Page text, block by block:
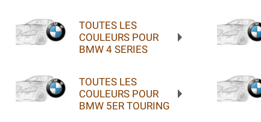
TOUTES LES
COULEURS POUR
BMW 4 SERIES
TOUTES LES
COULEURS POUR
BMW 5ER TOURING